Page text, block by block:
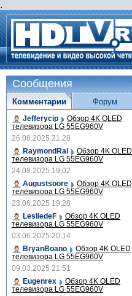
.
Сообщения
Комментарии
Jefferycip Обзор 4K OLED
телевизора LG 55EG960V
26.08.2025 21:28
RaymondRal
Обзор 4K OLED
телевизора LG 55EG960V
24.08.2025 19:02
Augustsoore
Обзор 4K OLED
телевизора LG 55EG960V
23.06.2025 19:28
LesliedeF
Обзор 4K OLED
телевизора LG 55EG960V
03.06.2025 20:14
BryanBoano
Обзор 4K OLED
телевизора LG 55EG960V
09.03.2025 21:51
Eugenrex
Обзор 4K OLED
телевизора LG 55EG960V
Форум